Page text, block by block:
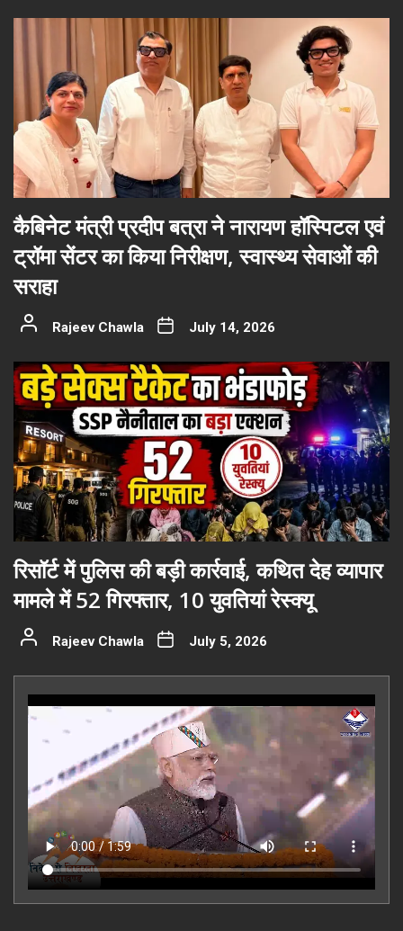
कैबिनेट मंत्री प्रदीप बत्रा ने नारायण हॉस्पिटल एवं
ट्रॉमा सेंटर का किया निरीक्षण, स्वास्थ्य सेवाओं की
सराहा
Rajeev Chawla July 14, 2026
रिसॉर्ट में पुलिस की बड़ी कार्रवाई, कथित देह व्यापार
मामले में 52 गिरफ्तार, 10 युवतियां रेस्क्यू
Rajeev Chawla July 5, 2026